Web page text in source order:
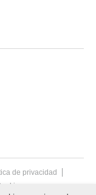
de privacidad